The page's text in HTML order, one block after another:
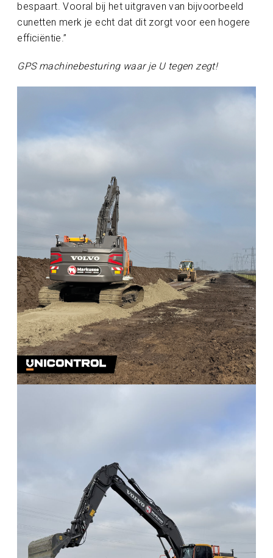
bespaart. Vooral bij het uitgraven van bijvoorbeeld
cunetten merk je echt dat dit zorgt voor een hogere
efficiëntie.”
GPS machinebesturing waar je U tegen zegt!